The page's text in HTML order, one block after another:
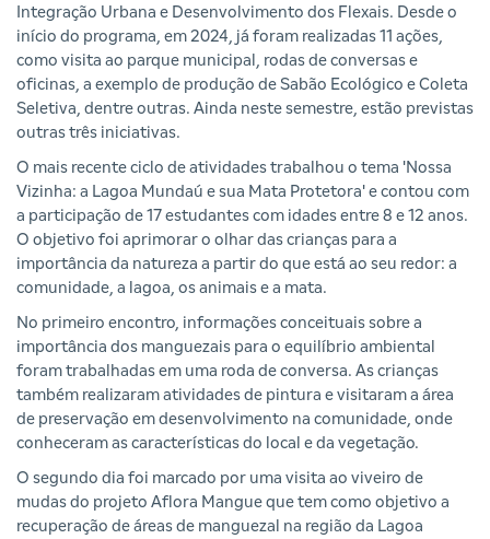
Integração Urbana e Desenvolvimento dos Flexais. Desde o
início do programa, em 2024, já foram realizadas 11 ações,
como visita ao parque municipal, rodas de conversas e
oficinas, a exemplo de produção de Sabão Ecológico e Coleta
Seletiva, dentre outras. Ainda neste semestre, estão previstas
outras três iniciativas.
O mais recente ciclo de atividades trabalhou o tema 'Nossa
Vizinha: a Lagoa Mundaú e sua Mata Protetora' e contou com
a participação de 17 estudantes com idades entre 8 e 12 anos.
O objetivo foi aprimorar o olhar das crianças para a
importância da natureza a partir do que está ao seu redor: a
comunidade, a lagoa, os animais e a mata.
No primeiro encontro, informações conceituais sobre a
importância dos manguezais para o equilíbrio ambiental
foram trabalhadas em uma roda de conversa. As crianças
também realizaram atividades de pintura e visitaram a área
de preservação em desenvolvimento na comunidade, onde
conheceram as características do local e da vegetação.
O segundo dia foi marcado por uma visita ao viveiro de
mudas do projeto Aflora Mangue que tem como objetivo a
recuperação de áreas de manguezal na região da Lagoa